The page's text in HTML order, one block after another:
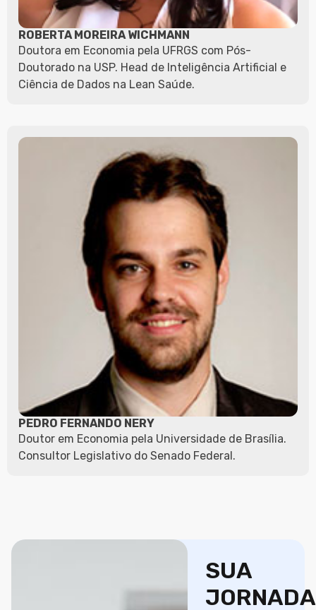
ROBERTA MOREIRA WICHMANN
Doutora em Economia pela UFRGS com Pós-
Doutorado na USP. Head de Inteligência Artificial e
Ciência de Dados na Lean Saúde.
PEDRO FERNANDO NERY
Doutor em Economia pela Universidade de Brasília.
Consultor Legislativo do Senado Federal.
SUA
JORNADA